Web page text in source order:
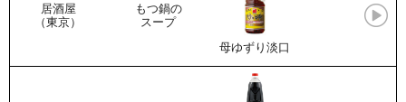
居酒屋
（東京）
もつ鍋の
スープ
母ゆずり淡口